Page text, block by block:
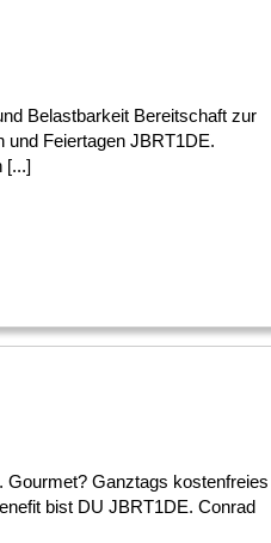
Belastbarkeit Bereitschaft zur
und Feiertagen JBRT1DE.
[...]
Gourmet? Ganztags kostenfreies
bist DU JBRT1DE. Conrad